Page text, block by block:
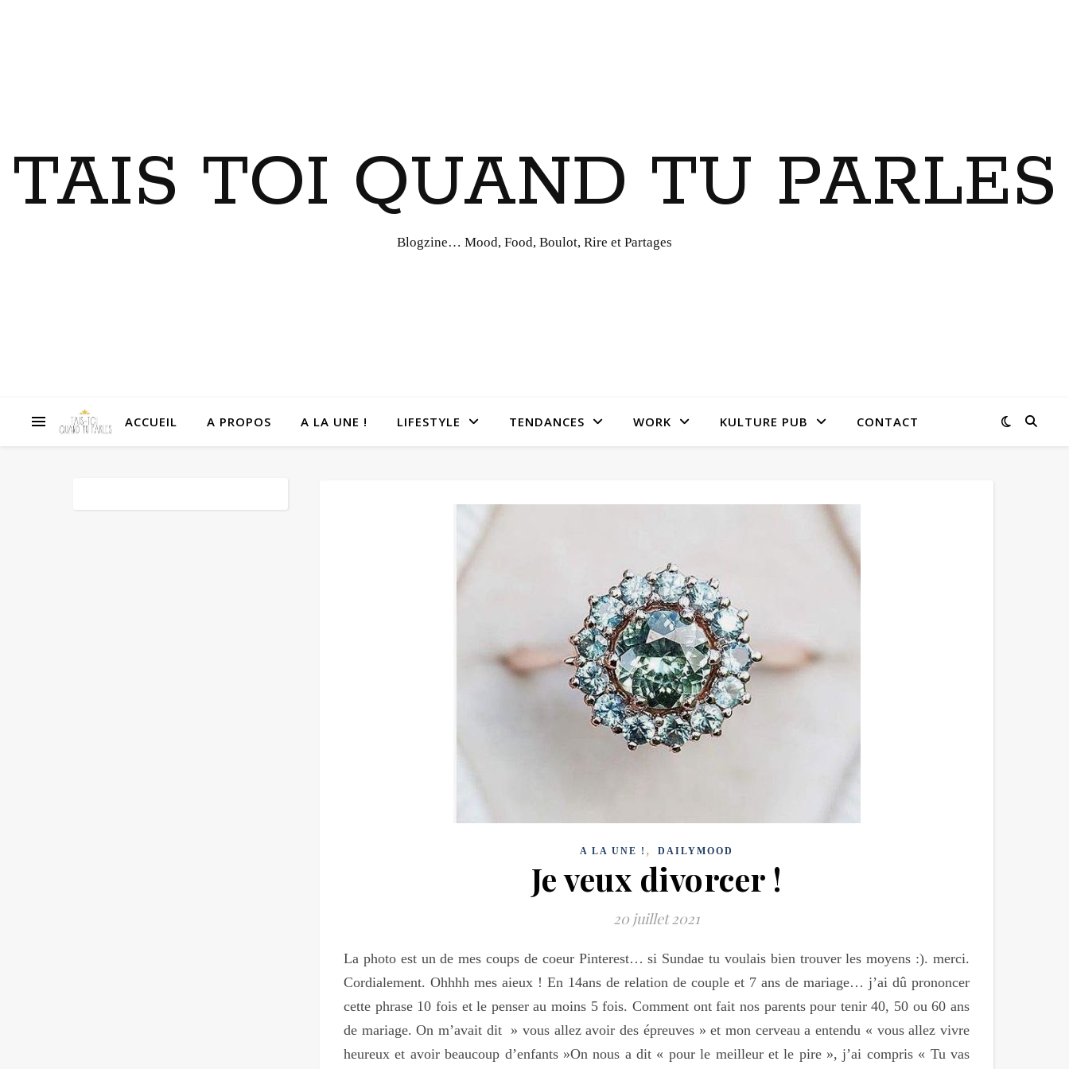
TAIS TOI QUAND TU PARLES
Blogzine… Mood, Food, Boulot, Rire et Partages
ACCUEIL A PROPOS A LA UNE ! LIFESTYLE TENDANCES WORK KULTURE PUB CONTACT
A LA UNE ! , DAILYMOOD
Je veux divorcer !
20 juillet 2021
La photo est un de mes coups de coeur Pinterest… si Sundae tu voulais bien trouver les moyens :). merci.
Cordialement. Ohhhh mes aieux ! En 14ans de relation de couple et 7 ans de mariage… j’ai dû prononcer
cette phrase 10 fois et le penser au moins 5 fois. Comment ont fait nos parents pour tenir 40, 50 ou 60 ans
de mariage. On m’avait dit » vous allez avoir des épreuves » et mon cerveau a entendu « vous allez vivre
heureux et avoir beaucoup d’enfants »On nous a dit « pour le meilleur et le pire », j’ai compris « Tu vas